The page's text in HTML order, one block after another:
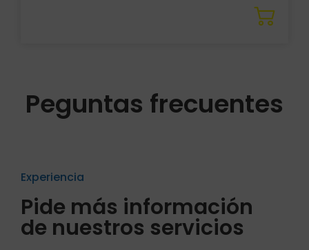
Peguntas frecuentes
Experiencia
Pide más información
de nuestros servicios